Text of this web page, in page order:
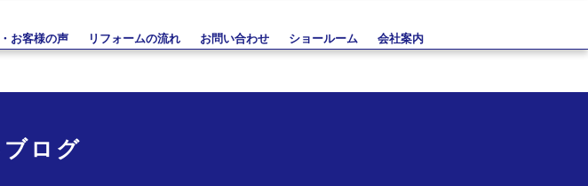
お客様の声 リフォームの流れ お問い合わせ ショールーム 会社案内
ログ